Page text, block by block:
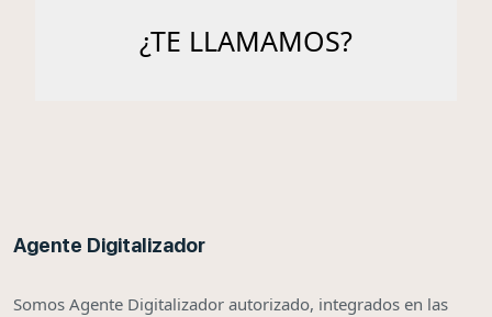
Agente Digitalizador
Somos Agente Digitalizador autorizado, integrados en las